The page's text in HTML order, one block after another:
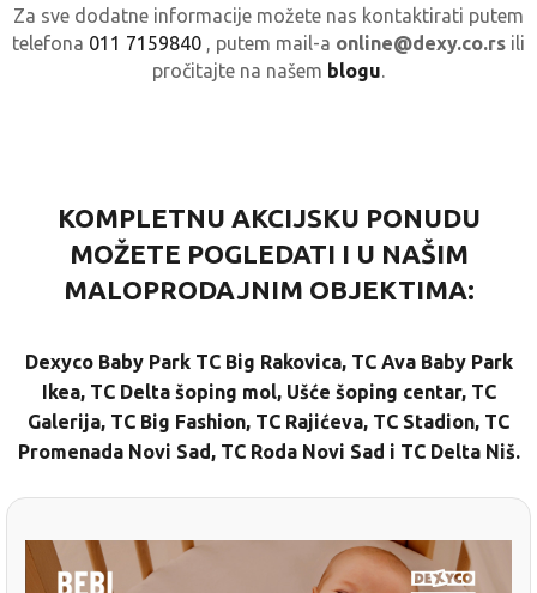
Za sve dodatne informacije možete nas kontaktirati putem
telefona 011 7159840 , putem mail-a online@dexy.co.rs ili
pročitajte na našem blogu.
KOMPLETNU AKCIJSKU PONUDU
MOŽETE POGLEDATI I U NAŠIM
MALOPRODAJNIM OBJEKTIMA:
Dexyco Baby Park TC Big Rakovica, TC Ava Baby Park
Ikea, TC Delta šoping mol, Ušće šoping centar, TC
Galerija, TC Big Fashion, TC Rajićeva, TC Stadion, TC
Promenada Novi Sad, TC Roda Novi Sad i TC Delta Niš.